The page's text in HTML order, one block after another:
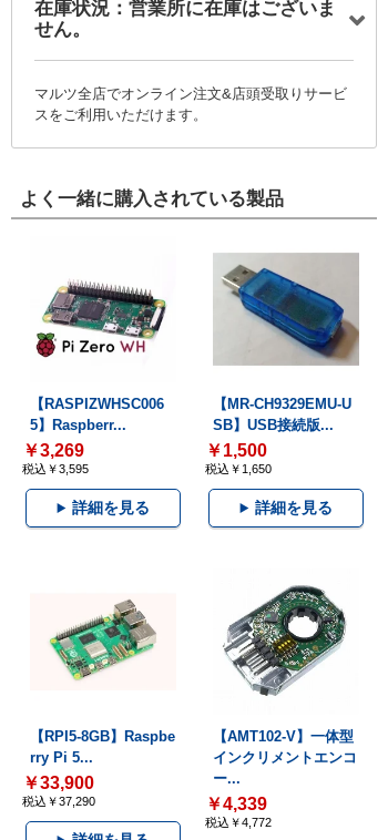
在庫状況：営業所に在庫はございま
せん。
マルツ全店でオンライン注文&店頭受取りサービ
スをご利用いただけます。
よく一緒に購入されている製品
【RASPIZWHSC006
5】Raspberr...
￥3,269
税込￥3,595
詳細を見る
【MR-CH9329EMU-U
SB】USB接続版...
￥1,500
税込￥1,650
詳細を見る
【RPI5-8GB】Raspbe
rry Pi 5...
￥33,900
税込￥37,290
【AMT102-V】一体型
インクリメントエンコ
ー...
￥4,339
税込￥4,772